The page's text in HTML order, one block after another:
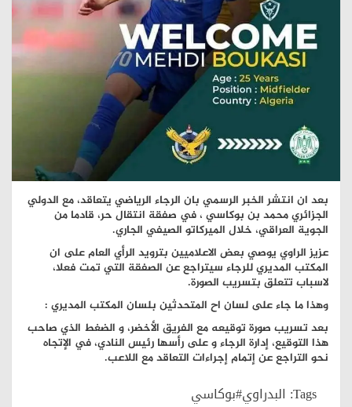
بعد ان انتشر الخبر الرسمي بان الرجاء الرياضي يتعاقد، مع الدولي
الجزائري محمد بن بوكاسي ، في صفقة انتقال حر، قادما من
الجوية العراقي، خلال الميركاتو الصيفي الجاري.
عزيز الراوي يوصي بعض الاعلاميين بترويد الرأي العام على ان
المكتب المديري للرجاء سيتراجع عن الصفقة التي تمت فعلا،
لاسباب تتعلق بتسريب الصورة.
وهذا ما جاء على لسان اح المتحدثين بلسان المكتب المديري :
بعد تسريب صورة توقيعه مع الفريق الأخضر، و الضغط الذي صاحب
هذا التوقيع، إدارة الرجاء و على رأسها رئيس النادي، في الإتجاه
نحو التراجع عن إتمام إجراءات التعاقد مع اللاعب.
Tags: البدراوي#بوكاسي